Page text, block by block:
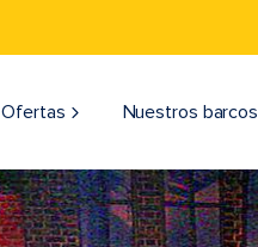
Ofertas Nuestros barcos